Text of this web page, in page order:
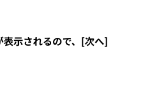
表示されるので、[次へ]